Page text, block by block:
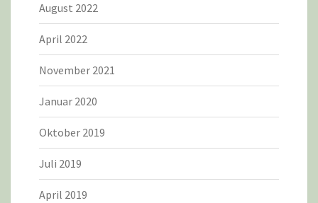
August 2022
April 2022
November 2021
Januar 2020
Oktober 2019
Juli 2019
April 2019